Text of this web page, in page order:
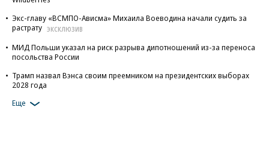
Экс-главу «ВСМПО-Ависма» Михаила Воеводина начали судить за
растрату ЭКСКЛЮЗИВ
МИД Польши указал на риск разрыва дипотношений из-за переноса
посольства России
Трамп назвал Вэнса своим преемником на президентских выборах
2028 года
Еще